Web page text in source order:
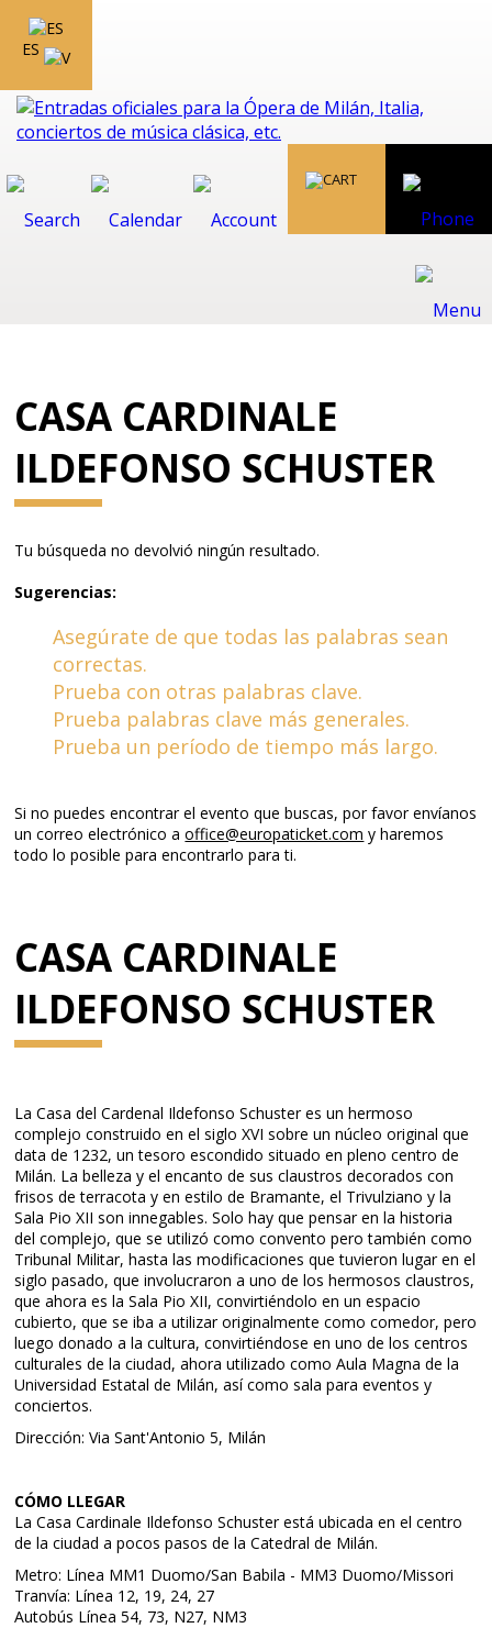
ES
CASA CARDINALE
ILDEFONSO SCHUSTER
Tu búsqueda no devolvió ningún resultado.
Sugerencias:
Asegúrate de que todas las palabras sean
correctas.
Prueba con otras palabras clave.
Prueba palabras clave más generales.
Prueba un período de tiempo más largo.
Si no puedes encontrar el evento que buscas, por favor envíanos
un correo electrónico aoffice@europaticket.com y haremos
todo lo posible para encontrarlo para ti.
CASA CARDINALE
ILDEFONSO SCHUSTER
La Casa del Cardenal Ildefonso Schuster es un hermoso
complejo construido en el siglo XVI sobre un núcleo original que
data de 1232, un tesoro escondido situado en pleno centro de
Milán. La belleza y el encanto de sus claustros decorados con
frisos de terracota y en estilo de Bramante, el Trivulziano y la
Sala Pio XII son innegables. Solo hay que pensar en la historia
del complejo, que se utilizó como convento pero también como
Tribunal Militar, hasta las modificaciones que tuvieron lugar en el
siglo pasado, que involucraron a uno de los hermosos claustros,
que ahora es la Sala Pio XII, convirtiéndolo en un espacio
cubierto, que se iba a utilizar originalmente como comedor, pero
luego donado a la cultura, convirtiéndose en uno de los centros
culturales de la ciudad, ahora utilizado como Aula Magna de la
Universidad Estatal de Milán, así como sala para eventos y
conciertos.
Dirección: Via Sant'Antonio 5, Milán
CÓMO LLEGAR
La Casa Cardinale Ildefonso Schuster está ubicada en el centro
de la ciudad a pocos pasos de la Catedral de Milán.
Metro: Línea MM1 Duomo/San Babila - MM3 Duomo/Missori
Tranvía: Línea 12, 19, 24, 27
Autobús Línea 54, 73, N27, NM3